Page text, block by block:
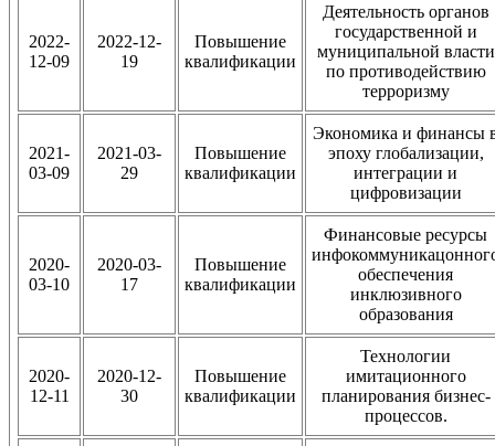
2022-
12-09
2022-12-
19
Повышение
квалификации
Деятельность органов
государственной и
муниципальной власти
по противодействию
терроризму
2021-
03-09
2021-03-
29
Повышение
квалификации
Экономика и финансы
эпоху глобализации,
интеграции и
цифровизации
2020-
03-10
2020-03-
17
Повышение
квалификации
Финансовые ресурсы
обеспечения
инклюзивного
образования
2020-
12-11
2020-12-
30
Повышение
квалификации
Технологии
имитационного
планирования бизнес-
процессов.